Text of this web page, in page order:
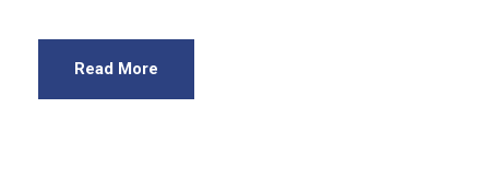
Read More